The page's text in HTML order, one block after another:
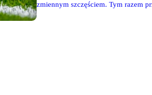
zmiennym szczęściem. Tym razem